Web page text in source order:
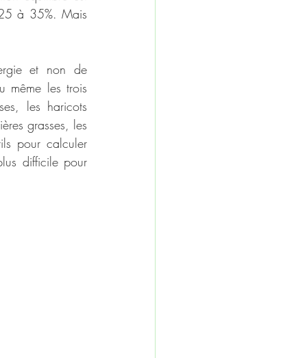
à 35%. Mais
et non de
même les trois
les haricots
grasses, les
pour calculer
difficile pour